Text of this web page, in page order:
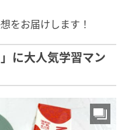
をお届けします！
に大人気学習マン